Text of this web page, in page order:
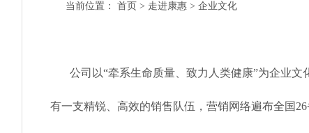
当前位置： 首页 > 走进康惠 > 企业文化
公司以“牵系生命质量、致力人类健康”为企业文
有一支精锐、高效的销售队伍，营销网络遍布全国